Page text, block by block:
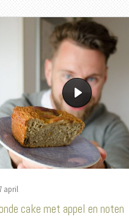
april
cake met appel en noten